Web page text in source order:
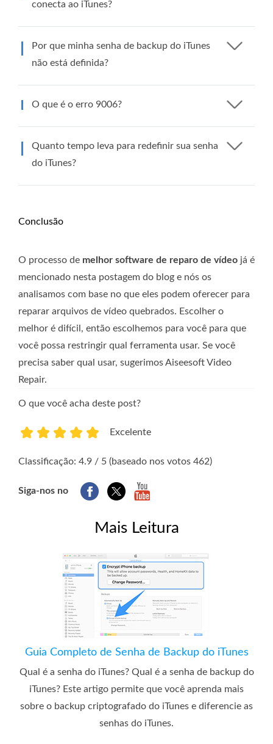
conecta ao iTunes?
Por que minha senha de backup do iTunes
não está definida?
O que é o erro 9006?
Quanto tempo leva para redefinir sua senha
do iTunes?
Conclusão
O processo de melhor software de reparo de vídeo já é
mencionado nesta postagem do blog e nós os
analisamos com base no que eles podem oferecer para
reparar arquivos de vídeo quebrados. Escolher o
melhor é difícil, então escolhemos para você para que
você possa restringir qual ferramenta usar. Se você
precisa saber qual usar, sugerimos Aiseesoft Video
Repair.
O que você acha deste post?
Excelente
Classificação: 4.9 / 5 (baseado nos votos 462)
Siga-nos no
Mais Leitura
Guia Completo de Senha de Backup do iTunes
Qual é a senha do iTunes? Qual é a senha de backup do
iTunes? Este artigo permite que você aprenda mais
sobre o backup criptografado do iTunes e diferencie as
senhas do iTunes.